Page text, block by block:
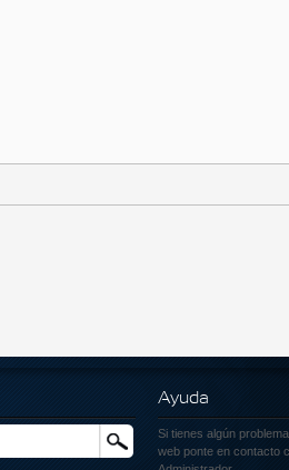
Buscar
Ayuda
Si tienes algún
web ponte en contacto